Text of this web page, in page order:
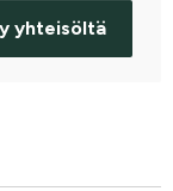
yhteisöltä